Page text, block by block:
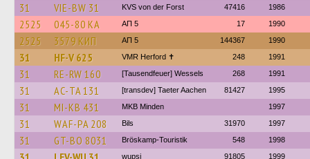
31 VIE-BW 31 KVS von der Forst 47416 1986
2525 045-80 КА АП 5 17 1990
2525 3579 КИП АП 5 144367 1990
31 HF-V 625 VMR Herford ✝ 248 1991
31 RE-RW 160 [Tausendfeuer] Wessels 268 1991
31 AC-TA 131 [transdev] Taeter Aachen 81427 1995
31 MI-KB 431 MKB Minden 1997
31 WAF-PA 208 Bils 31970 1997
31 GT-BO 8031 Bröskamp-Touristik 548 1998
wupsi 91805 1999